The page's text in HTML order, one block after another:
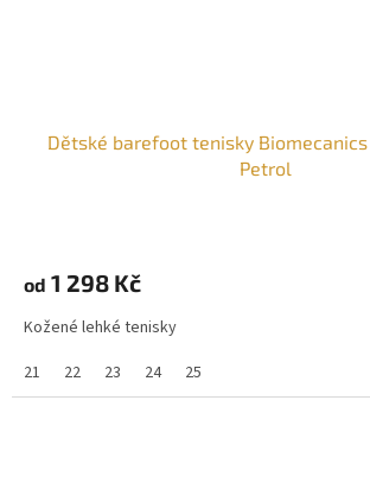
Dětské barefoot tenisky
Petrol
od 1 298 Kč
Kožené lehké tenisky
21
22 23 24 25